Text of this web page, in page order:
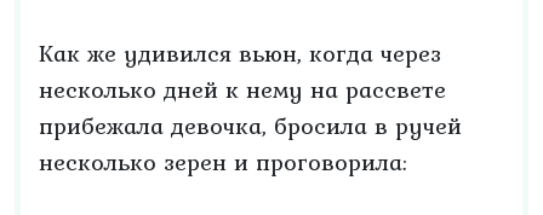
Как же удивился вьюн, когда через
несколько дней к нему на рассвете
прибежала девочка, бросила в ручей
несколько зерен и проговорила: